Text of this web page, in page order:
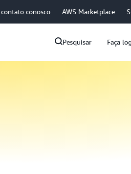
conosco AWS Marketplace
Pesquisar Faça